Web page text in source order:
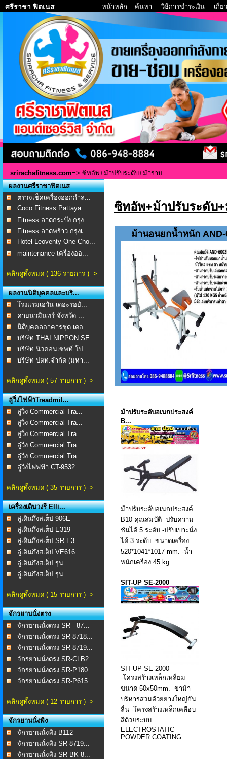
ศรีราชา ฟิตเนส หน้าหลัก ค้นหา วิธีการชำระเงิน เกี่ย
srirachafitness.com=> ซิทอัพ+ม้าปรับระดับ+ม้าราบ
ผลงานศรีราชาฟิตเนส
ตรวจเช็คเครื่องออกกำล...
Coco Fitness Pattaya
Fitness ลาดกระบัง กรุง...
Fitness ลาดพร้าว กรุงเ...
Hotel Leoventy One Cho...
maintenance เครื่องออ...
คลิกดูทั้งหมด ( 136 รายการ ) ->
ผลงานนิติบุคคลและบริ...
โรงแรมเอวัน เดอะรอยั...
ค่ายนวมินทร์ จังหวัด ...
นิติบุคคลอาคารชุด เดอ...
บริษัท THAI NIPPON SE...
บริษัท นิวคอนเซพท์ โป...
บริษัท ปตท.จำกัด (มหา...
คลิกดูทั้งหมด ( 57 รายการ ) ->
ลู่วิ่งไฟฟ้าTreadmil...
ลู่วิ่ง Commercial Tra...
ลู่วิ่ง Commercial Tra...
ลู่วิ่ง Commercial Tra...
ลู่วิ่ง Commercial Tra...
ลู่วิ่ง Commercial Tra...
ลู่วิ่งไฟฟฟ้า CT-9532 ...
คลิกดูทั้งหมด ( 35 รายการ ) ->
เครื่องเดินวงรี Elli...
ลู่เดินกึ่งสเต็ป 906E
ลู่เดินกึ่งสเต็ป E319
ลู่เดินกึ่งสเต็ป SR-E3...
ลู่เดินกึ่งสเต็ป VE616
ลู่เดินกึ่งสเต็ป รุ่น ...
ลู่เดินกึ่งสเต็ป รุ่น ...
คลิกดูทั้งหมด ( 15 รายการ ) ->
จักรยานนั่งตรง
จักรยานนั่งตรง SR - 87...
จักรยานนั่งตรง SR-8718...
จักรยานนั่งตรง SR-8719...
จักรยานนั่งตรง SR-CLB2
จักรยานนั่งตรง SR-P180
จักรยานนั่งตรง SR-P615...
คลิกดูทั้งหมด ( 12 รายการ ) ->
จักรยานนั่งพิง
จักรยานนั่งพิง B112
จักรยานนั่งพิง SR-8719...
จักรยานนั่งพิง SR-BK-8...
ซิทอัพ+ม้าปรับระดับ
ม้านอนยกน้ำหนัก AND-
ม้าปรับระดับอเนกประสงค์
B...
ม้าปรับระดับอเนกประสงค์
B10 คุณสมบัติ -ปรับความ
ชันได้ 5 ระดับ -ปรับเบาะนั่ง
ได้ 3 ระดับ -ขนาดเครื่อง
520*1041*1017 mm. -น้ำ
หนักเครื่อง 45 kg.
SIT-UP SE-2000
SIT-UP SE-2000
-โครงสร้างเหล็กเหลี่ยม
ขนาด 50x50mm. -ขาม้า
บริหารสวมด้วยยางใหญ่กัน
ลื่น -โครงสร้างเหล็กเคลือบ
สีด้วยระบบ
ELECTROSTATIC
POWDER COATING...